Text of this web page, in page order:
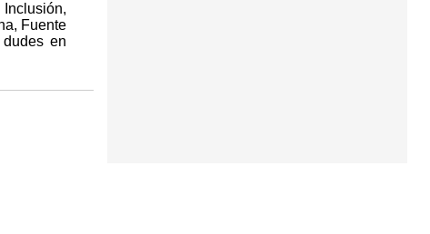
Inclusión,
Fuente
en